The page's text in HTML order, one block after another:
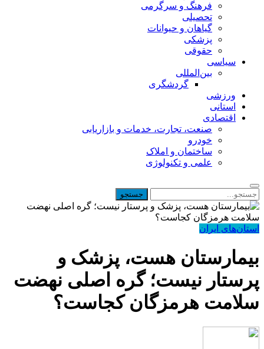
فرهنگ و سرگرمی
تحصیلی
گیاهان و حیوانات
پزشکی
حقوقی
سیاسی
بین‌المللی
گردشگری
ورزشی
استانی
اقتصادی
صنعت، تجارت، خدمات و بازاریابی
خودرو
ساختمان و املاک
علمی و تکنولوژی
استان‌های ایران
بیمارستان هست، پزشک و
پرستار نیست؛ گره اصلی نهضت
سلامت هرمزگان کجاست؟